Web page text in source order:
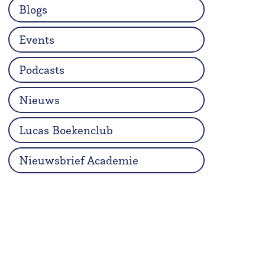
Blogs
Events
Podcasts
Nieuws
Lucas Boekenclub
Nieuwsbrief Academie